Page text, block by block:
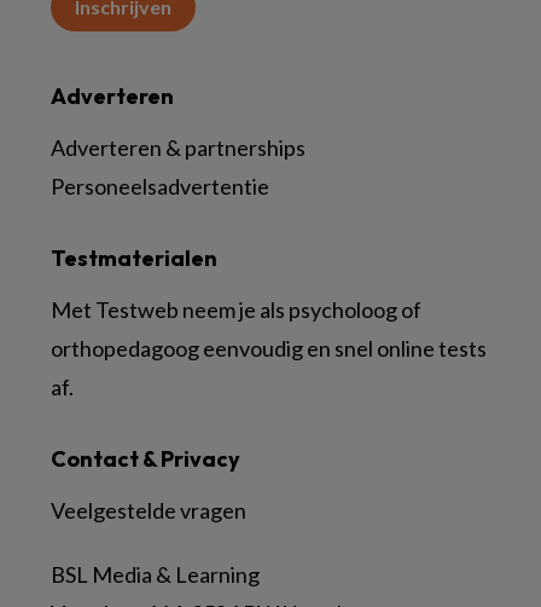
Inschrijven
Contact & Privacy
Veelgestelde vragen
BSL Media & Learning
Testmaterialen
Met Testweb neem je als psycholoog of
orthopedagoog eenvoudig en snel online tests
af.
Adverteren
Adverteren & partnerships
Personeelsadvertentie